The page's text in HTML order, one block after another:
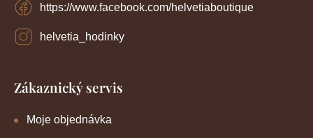
https://www.facebook.com/helvetiaboutique
helvetia_hodinky
Zákaznický servis
Moje objednávka